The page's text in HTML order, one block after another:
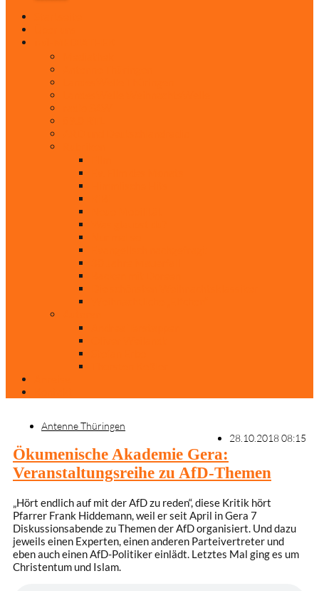
Antenne Thüringen
28.10.2018 08:15
Ökumenische Akademie Gera:
Veranstaltungsreihe zu AfD-Themen
„Hört endlich auf mit der AfD zu reden“, diese Kritik hört
Pfarrer Frank Hiddemann, weil er seit April in Gera 7
Diskussionsabende zu Themen der AfD organisiert. Und dazu
jeweils einen Experten, einen anderen Parteivertreter und
eben auch einen AfD-Politiker einlädt. Letztes Mal ging es um
Christentum und Islam.